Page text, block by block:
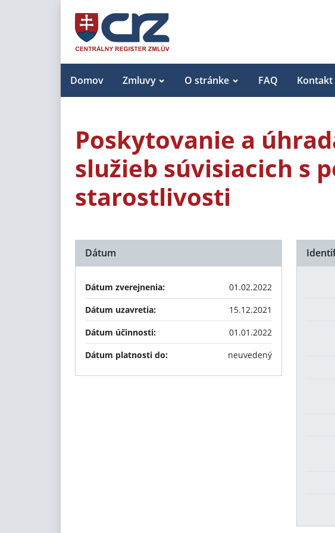
Domov Zmluvy O stránke FAQ
Poskytovanie a
služieb súvisiacich s
starostlivosti
Dátum
Dátum zverejnenia:
01.02.2022
Dátum uzavretia:
15.12.2021
Dátum účinnosti:
01.01.2022
Dátum platnosti do:
neuvedený